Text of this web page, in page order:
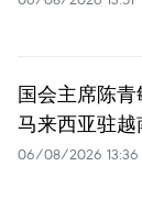
国会主席陈
马来西亚驻
06/08/2026 13:36